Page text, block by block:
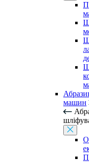
машин